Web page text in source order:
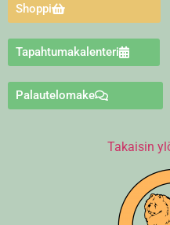
Shoppi
Tapahtumakalenteri
Palautelomake
Takaisin